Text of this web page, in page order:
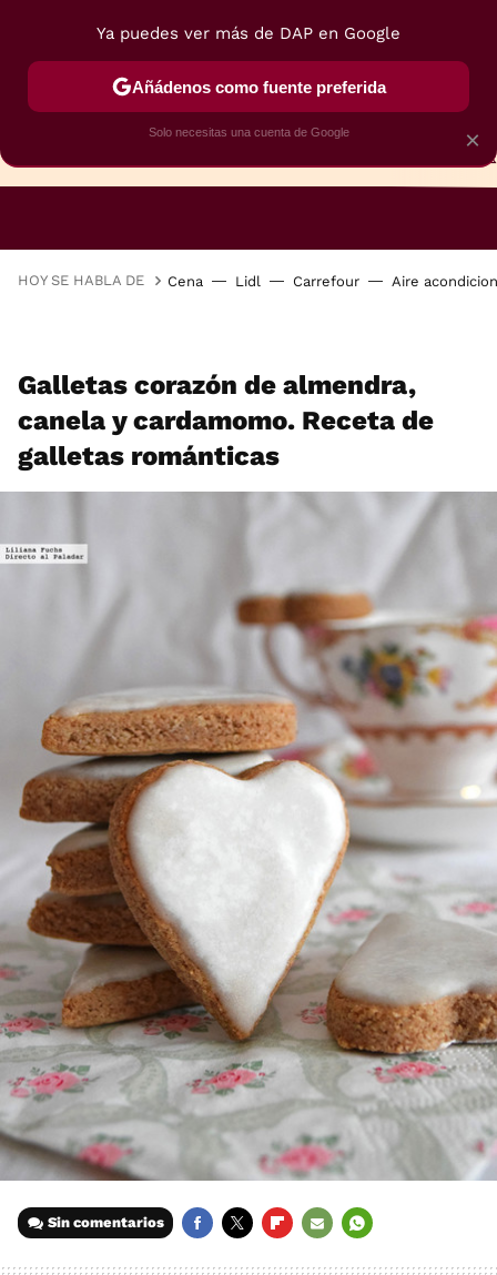
HOY SE HABLA DE Cena Lidl Carrefour Aire
Galletas corazón de almendra,
canela y cardamomo. Receta de
galletas románticas
Sin comentarios
×
Ya puedes ver más de DAP en Google
Añádenos como fuente preferida
Solo necesitas una cuenta de Google